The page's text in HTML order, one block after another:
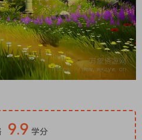
9.9 学分